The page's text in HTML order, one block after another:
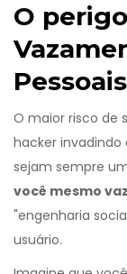
O
Pessoais
O maior risco de
hacker
sejam sempre
você mesmo
"engenharia
usuário.